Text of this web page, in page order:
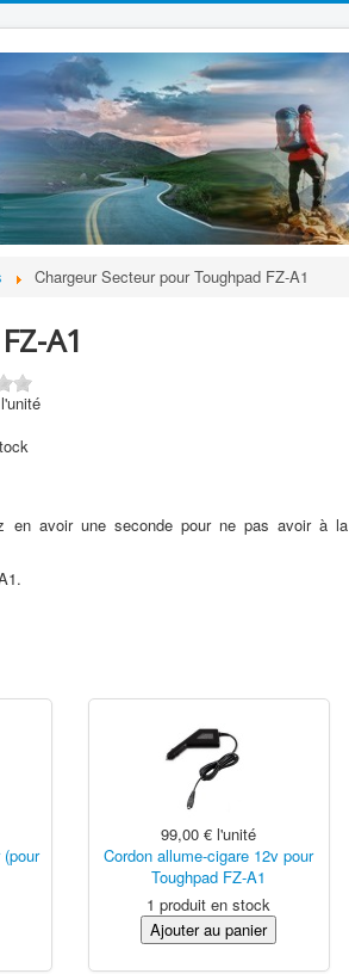
Chargeur Secteur pour Toughpad FZ-A1
A1
l'unité
en avoir une seconde pour ne pas avoir à la
99,00 € l'unité
Cordon allume-cigare 12v pour
Toughpad FZ-A1
1 produit en stock